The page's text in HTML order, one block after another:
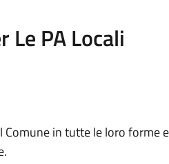
PA Locali
in tutte le loro forme